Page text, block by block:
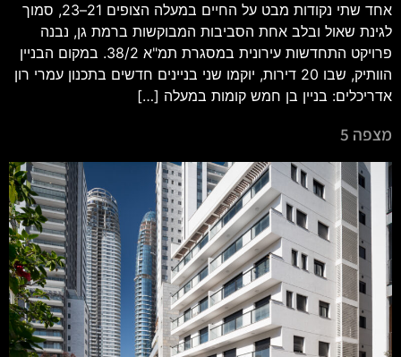
אחד שתי נקודות מבט על החיים במעלה הצופים 21–23, סמוך
לגינת שאול ובלב אחת הסביבות המבוקשות ברמת גן, נבנה
פרויקט התחדשות עירונית במסגרת תמ"א 38/2. במקום הבניין
הוותיק, שבו 20 דירות, יוקמו שני בניינים חדשים בתכנון עמרי רון
אדריכלים: בניין בן חמש קומות במעלה […]
מצפה 5